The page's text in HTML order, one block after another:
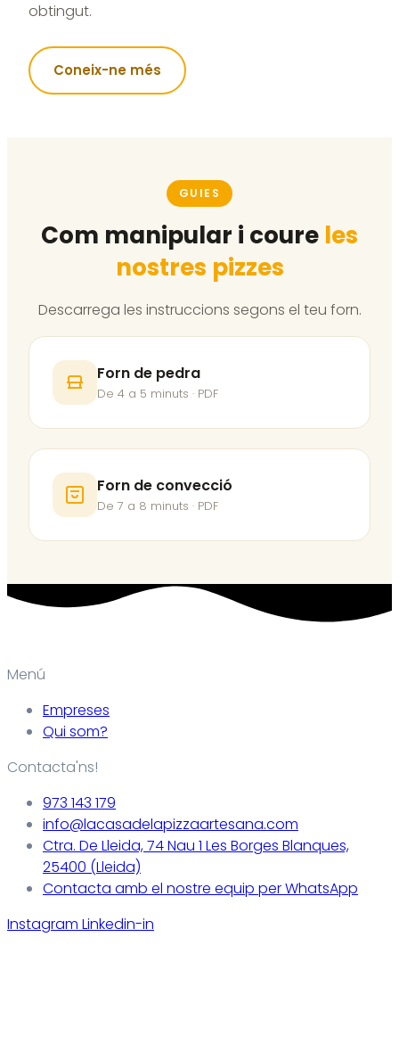
obtingut.
Coneix-ne més
GUIES
Com manipular i coure les
nostres pizzes
Descarrega les instruccions segons el teu forn.
Forn de pedra
De 4 a 5 minuts · PDF
Forn de convecció
De 7 a 8 minuts · PDF
Menú
Empreses
Qui som?
Contacta'ns!
973 143 179
info@lacasadelapizzaartesana.com
Ctra. De Lleida, 74 Nau 1 Les Borges Blanques,
25400 (Lleida)
Contacta amb el nostre equip per WhatsApp
Instagram Linkedin-in